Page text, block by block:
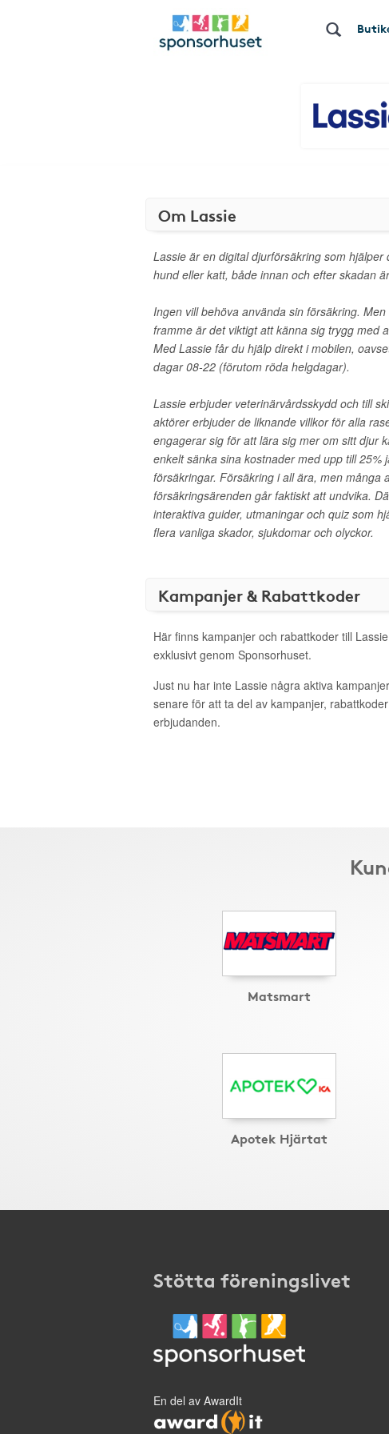
Om Lassie
Lassie är en digital djurförsäkring som hjälper
hund eller katt, både innan och efter skadan
Ingen vill behöva använda sin försäkring.
framme är det viktigt att känna sig trygg med
Med Lassie får du hjälp direkt i mobilen,
dagar 08-22 (förutom röda helgdagar).
Lassie erbjuder veterinärvårdsskydd och till
aktörer erbjuder de liknande villkor för alla
engagerar sig för att lära sig mer om sitt djur
enkelt sänka sina kostnader med upp till 25%
försäkringar. Försäkring i all ära, men många
försäkringsärenden går faktiskt att undvika.
interaktiva guider, utmaningar och quiz som
flera vanliga skador, sjukdomar och olyckor.
Kampanjer & Rabattkoder
Här finns kampanjer och rabattkoder till
exklusivt genom Sponsorhuset.
Just nu har inte Lassie några aktiva
senare för att ta del av kampanjer,
erbjudanden.
Matsmart
Apotek Hjärtat
Stötta föreningslivet
En del av AwardIt